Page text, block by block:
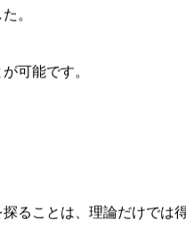
調することが重要です。
説明とケーススタディを